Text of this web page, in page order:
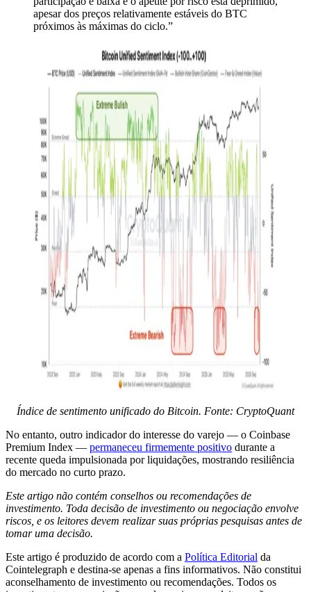
apesar dos preços relativamente estáveis do BTC
próximos às máximas do ciclo.”
Índice de sentimento unificado do Bitcoin. Fonte: CryptoQuant
No entanto, outro indicador do interesse do varejo — o Coinbase
Premium Index — permaneceu firmemente positivo durante a
recente queda impulsionada por liquidações, mostrando resiliência
do mercado no curto prazo.
Este artigo não contém conselhos ou recomendações de
investimento. Toda decisão de investimento ou negociação envolve
riscos, e os leitores devem realizar suas próprias pesquisas antes de
tomar uma decisão.
Este artigo é produzido de acordo com a Política Editorial da
Cointelegraph e destina-se apenas a fins informativos. Não constitui
aconselhamento de investimento ou recomendações. Todos os